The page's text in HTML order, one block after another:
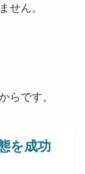
せん。
らです。
を成功